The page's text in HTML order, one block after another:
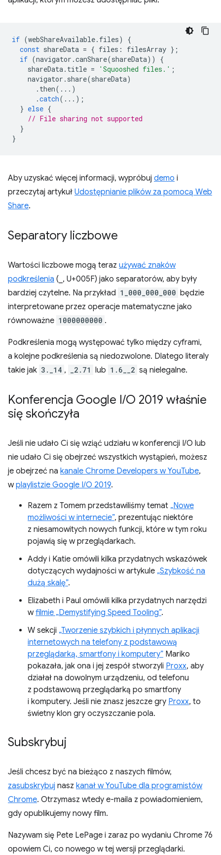
if (webShareAvailable. files)
{
const shareData = { files : filesArray };
if (navigator .canShare(shareData))
{
shareData. title = 'Squooshed files.' ;
navigator . share(shareData)
. then(...)
.catch(...);
} else {
// File sharing not supported
}
}
Aby uzyskać więcej informacji, wypróbuj demo i
przeczytaj artykuł Udostępnianie plików za pomocą Web
Share.
Separatory liczbowe
Wartości liczbowe mogą teraz używać znaków
podkreślenia (_, U+005F) jako separatorów, aby były
bardziej czytelne. Na przykład 1_000_000_000 będzie
interpretowane przez operacje matematyczne jako
równoważne 1000000000 .
Podkreślenia mogą występować tylko między cyframi,
a kolejne podkreślenia są niedozwolone. Dlatego literaly
takie jak 3._14 , _2.71 lub 1.6__2 są nielegalne.
Konferencja Google I/O 2019 właśnie
się skończyła
Jeśli nie udało Ci się wziąć udziału w konferencji I/O lub
nie udało Ci się obejrzeć wszystkich wystąpień, możesz
je obejrzeć na kanale Chrome Developers w YouTube,
wplaylistzie Google I/O 2019.
Razem z Tomem przedstawiliśmy temat „Nowe
możliwości w internecie”, prezentując niektóre
z niesamowitych nowych funkcji, które w tym roku
pojawią się w przeglądarkach.
Addy i Katie omówili kilka przydatnych wskazówek
dotyczących wydajności w artykule „Szybkość na
dużą skalę”.
Elizabeth i Paul omówili kilka przydatnych narzędzi
wfilmie „Demystifying Speed Tooling”.
W sekcji „Tworzenie szybkich i płynnych aplikacji
internetowych na telefony z podstawową
przeglądarką, smartfony i komputery” Mariko
pokazała, jak ona i jej zespół stworzyli Proxx, aby
działał na dowolnym urządzeniu, od telefonu
z podstawową przeglądarką po smartfony
i komputery. Jeśli nie znasz jeszcze gry Proxx, to
świetny klon gry oczyszczanie pola.
Subskrybuj
Jeśli chcesz być na bieżąco z naszych filmów,
zasubskrybuj nasz kanał w YouTube dla programistów
Chrome. Otrzymasz wtedy e-maila z powiadomieniem,
gdy opublikujemy nowy film.
Nazywam się Pete LePage i zaraz po wydaniu Chrome 76
opowiem Ci, co nowego w tej wersji przeglądarki.